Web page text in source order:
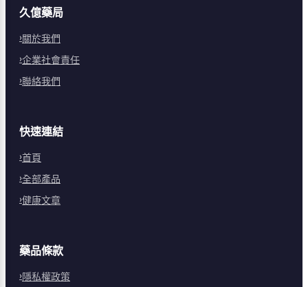
久億藥局
關於我們
企業社會責任
聯絡我們
快速連結
首頁
全部產品
健康文章
藥品條款
隱私權政策